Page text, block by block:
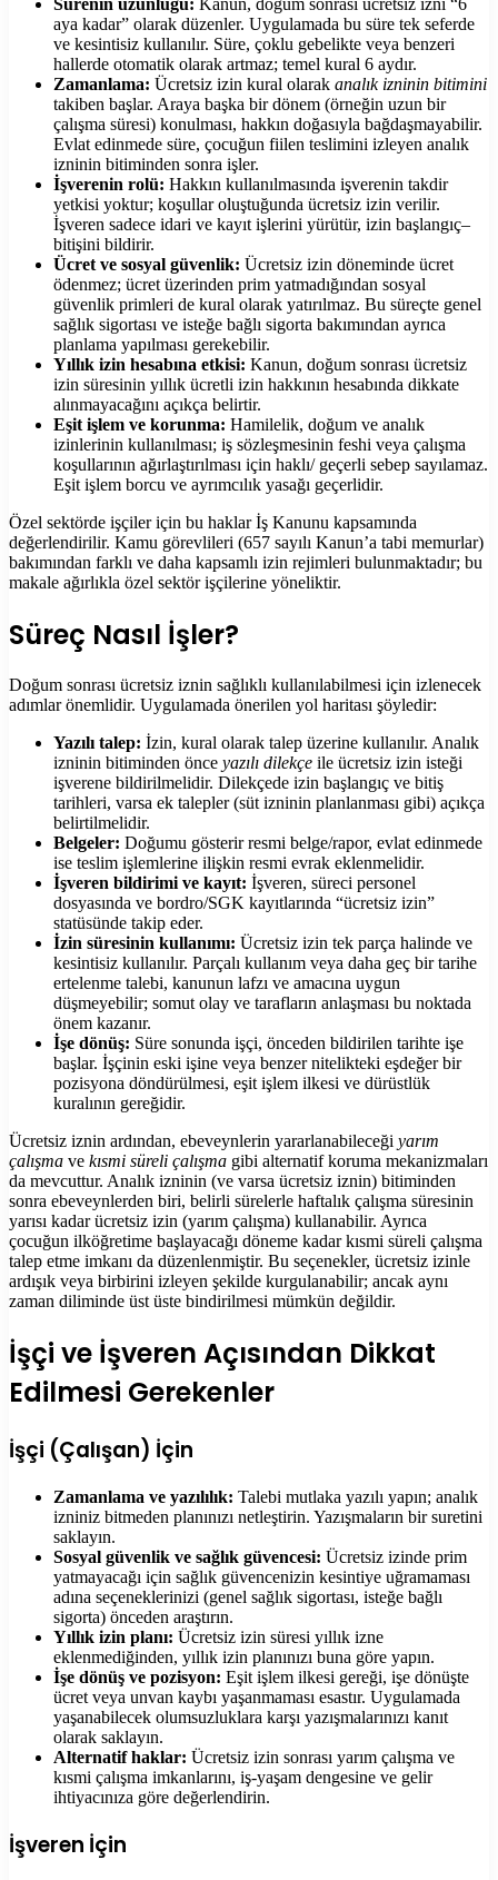
aya kadar” olarak düzenler. Uygulamada bu süre tek seferde
ve kesintisiz kullanılır. Süre, çoklu gebelikte veya benzeri
hallerde otomatik olarak artmaz; temel kural 6 aydır.
Zamanlama: Ücretsiz izin kural olarak analık izninin bitimini
takiben başlar. Araya başka bir dönem (örneğin uzun bir
çalışma süresi) konulması, hakkın doğasıyla bağdaşmayabilir.
Evlat edinmede süre, çocuğun fiilen teslimini izleyen analık
izninin bitiminden sonra işler.
İşverenin rolü: Hakkın kullanılmasında işverenin takdir
yetkisi yoktur; koşullar oluştuğunda ücretsiz izin verilir.
İşveren sadece idari ve kayıt işlerini yürütür, izin başlangıç–
bitişini bildirir.
Ücret ve sosyal güvenlik: Ücretsiz izin döneminde ücret
ödenmez; ücret üzerinden prim yatmadığından sosyal
güvenlik primleri de kural olarak yatırılmaz. Bu süreçte genel
sağlık sigortası ve isteğe bağlı sigorta bakımından ayrıca
planlama yapılması gerekebilir.
Yıllık izin hesabına etkisi: Kanun, doğum sonrası ücretsiz
izin süresinin yıllık ücretli izin hakkının hesabında dikkate
alınmayacağını açıkça belirtir.
Eşit işlem ve korunma: Hamilelik, doğum ve analık
izinlerinin kullanılması; iş sözleşmesinin feshi veya çalışma
koşullarının ağırlaştırılması için haklı/ geçerli sebep sayılamaz.
Eşit işlem borcu ve ayrımcılık yasağı geçerlidir.
Özel sektörde işçiler için bu haklar İş Kanunu kapsamında
değerlendirilir. Kamu görevlileri (657 sayılı Kanun’a tabi memurlar)
bakımından farklı ve daha kapsamlı izin rejimleri bulunmaktadır; bu
makale ağırlıkla özel sektör işçilerine yöneliktir.
Süreç Nasıl İşler?
Doğum sonrası ücretsiz iznin sağlıklı kullanılabilmesi için izlenecek
adımlar önemlidir. Uygulamada önerilen yol haritası şöyledir:
Yazılı talep: İzin, kural olarak talep üzerine kullanılır. Analık
izninin bitiminden önce yazılı dilekçe ile ücretsiz izin isteği
işverene bildirilmelidir. Dilekçede izin başlangıç ve bitiş
tarihleri, varsa ek talepler (süt izninin planlanması gibi) açıkça
belirtilmelidir.
Belgeler: Doğumu gösterir resmi belge/rapor, evlat edinmede
ise teslim işlemlerine ilişkin resmi evrak eklenmelidir.
İşveren bildirimi ve kayıt: İşveren, süreci personel
dosyasında ve bordro/SGK kayıtlarında “ücretsiz izin”
statüsünde takip eder.
İzin süresinin kullanımı: Ücretsiz izin tek parça halinde ve
kesintisiz kullanılır. Parçalı kullanım veya daha geç bir tarihe
ertelenme talebi, kanunun lafzı ve amacına uygun
düşmeyebilir; somut olay ve tarafların anlaşması bu noktada
önem kazanır.
İşe dönüş: Süre sonunda işçi, önceden bildirilen tarihte işe
başlar. İşçinin eski işine veya benzer nitelikteki eşdeğer bir
pozisyona döndürülmesi, eşit işlem ilkesi ve dürüstlük
kuralının gereğidir.
Ücretsiz iznin ardından, ebeveynlerin yararlanabileceği yarım
çalışma ve kısmi süreli çalışma gibi alternatif koruma mekanizmaları
da mevcuttur. Analık izninin (ve varsa ücretsiz iznin) bitiminden
sonra ebeveynlerden biri, belirli sürelerle haftalık çalışma süresinin
yarısı kadar ücretsiz izin (yarım çalışma) kullanabilir. Ayrıca
çocuğun ilköğretime başlayacağı döneme kadar kısmi süreli çalışma
talep etme imkanı da düzenlenmiştir. Bu seçenekler, ücretsiz izinle
ardışık veya birbirini izleyen şekilde kurgulanabilir; ancak aynı
zaman diliminde üst üste bindirilmesi mümkün değildir.
İşçi ve İşveren Açısından Dikkat
Edilmesi Gerekenler
İşçi (Çalışan) İçin
Zamanlama ve yazılılık: Talebi mutlaka yazılı yapın; analık
izniniz bitmeden planınızı netleştirin. Yazışmaların bir suretini
saklayın.
Sosyal güvenlik ve sağlık güvencesi: Ücretsiz izinde prim
yatmayacağı için sağlık güvencenizin kesintiye uğramaması
adına seçeneklerinizi (genel sağlık sigortası, isteğe bağlı
sigorta) önceden araştırın.
Yıllık izin planı: Ücretsiz izin süresi yıllık izne
eklenmediğinden, yıllık izin planınızı buna göre yapın.
İşe dönüş ve pozisyon: Eşit işlem ilkesi gereği, işe dönüşte
ücret veya unvan kaybı yaşanmaması esastır. Uygulamada
yaşanabilecek olumsuzluklara karşı yazışmalarınızı kanıt
olarak saklayın.
Alternatif haklar: Ücretsiz izin sonrası yarım çalışma ve
kısmi çalışma imkanlarını, iş-yaşam dengesine ve gelir
ihtiyacınıza göre değerlendirin.
İşveren İçin